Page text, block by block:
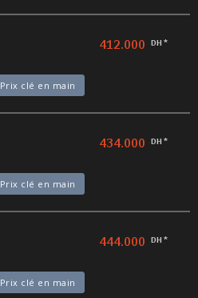
412.000 DH *
Prix clé en main
434.000 DH *
Prix clé en main
444.000 DH *
Prix clé en main